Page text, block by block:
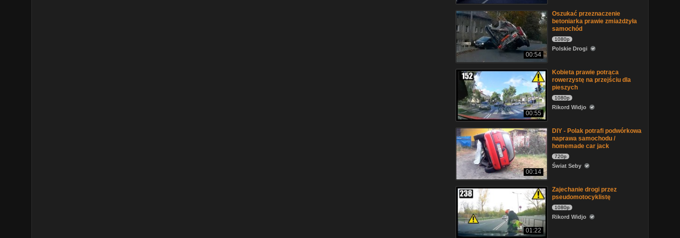
00:54
Oszukać przeznaczenie
betoniarka prawie zmiażdżyła
samochód
1080p
Polskie Drogi
00:55
Kobieta prawie potrąca
rowerzystę na przejściu dla
pieszych
1080p
Rikord Widjo
00:14
DIY - Polak potrafi podwórkowa
naprawa samochodu /
homemade car jack
720p
Świat Seby
01:22
Zajechanie drogi przez
pseudomotocyklistę
1080p
Rikord Widjo